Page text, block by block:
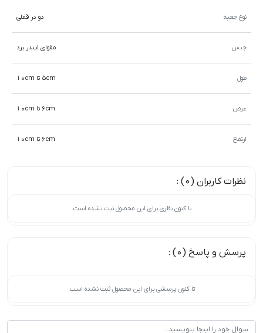
نوع جعبه دو در قفلی
جنس مقوای ایندر برد
طول 5cm تا 10cm
عرض 6cm تا 10cm
ارتفاع 6cm تا 10cm
نظرات کاربران (0) :
تا کنون نظری برای این محصول ثبت نشده است.
پرسش و پاسخ (0) :
تا کنون پرسشی برای این محصول ثبت نشده است.